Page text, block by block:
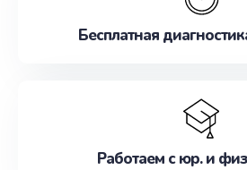
Бесплатная
Работаем с юр. и